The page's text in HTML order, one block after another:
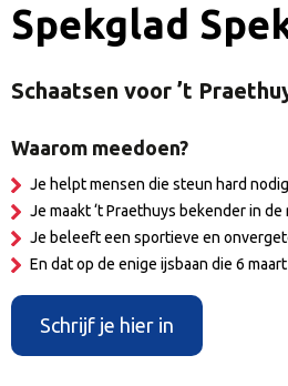
Spekglad
Schaatsen voor ’t
Waarom meedoen?
Je helpt mensen die steun hard
Je maakt ‘t Praethuys bekender in de
Je beleeft een sportieve en
En dat op de enige ijsbaan die 6
Schrijf je hier in